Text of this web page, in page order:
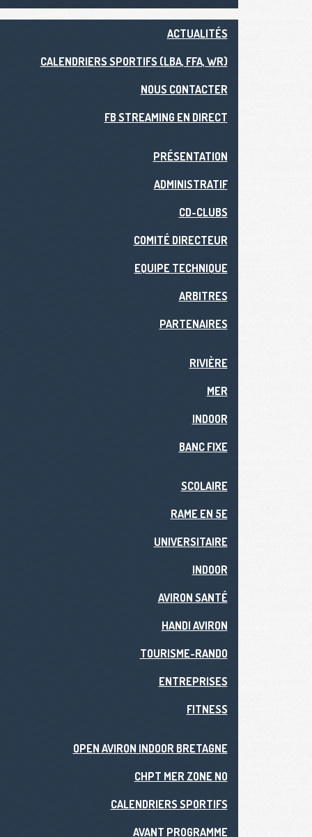
ACTUALITÉS
CALENDRIERS SPORTIFS (LBA, FFA, WR)
NOUS CONTACTER
FB STREAMING EN DIRECT
PRÉSENTATION
ADMINISTRATIF
CD-CLUBS
COMITÉ DIRECTEUR
EQUIPE TECHNIQUE
ARBITRES
PARTENAIRES
RIVIÈRE
MER
INDOOR
BANC FIXE
SCOLAIRE
RAME EN 5E
UNIVERSITAIRE
INDOOR
AVIRON SANTÉ
HANDI AVIRON
TOURISME-RANDO
ENTREPRISES
FITNESS
OPEN AVIRON INDOOR BRETAGNE
CHPT MER ZONE NO
CALENDRIERS SPORTIFS
AVANT PROGRAMME